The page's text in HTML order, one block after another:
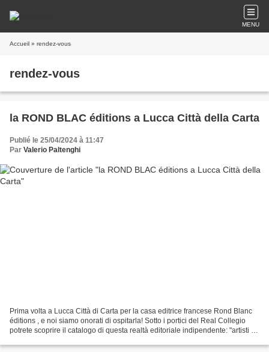
MENU
Accueil » rendez-vous
rendez-vous
la ROND BLAC éditions a Lucca Città della Carta
Publié le 25/04/2024 à 11:47
Par Valerio Paltenghi
Prima volta a Lucca Città di Carta per la casa editrice francese Rond Blanc
éditions , e noi siamo onorati di ospitarla! Sotto i portici del Real Collegio
potrete scoprire il catalogo di questa realtà editoriale indipendente: "artisti e